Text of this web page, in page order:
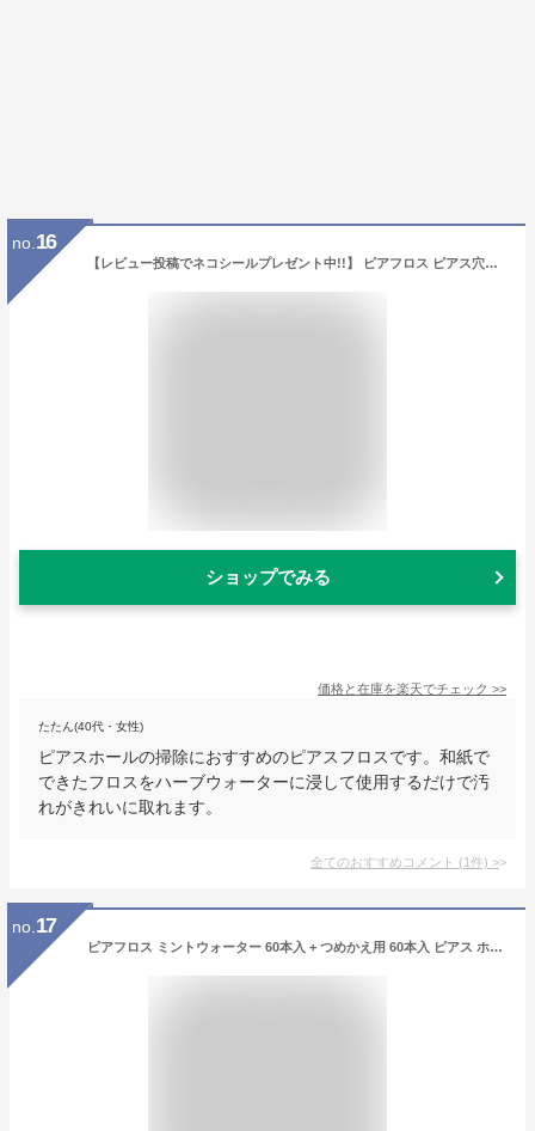
no. 16
【レビュー投稿でネコシールプレゼント中!!】 ピアフロス ピアス穴専用 おそうじフロス ピアスホール ピアス穴の臭い 汚れ 洗浄液 ケア用品 ミントウォーター 60本入り
ショップでみる
価格と在庫を楽天でチェック >>
たたん(40代・女性)
ピアスホールの掃除におすすめのピアスフロスです。和紙で
できたフロスをハーブウォーターに浸して使用するだけで汚
れがきれいに取れます。
全てのおすすめコメント (1件) >
no. 17
ピアフロス ミントウォーター 60本入 + つめかえ用 60本入 ピアス ホール 掃除 フロス 洗浄 ピアスホール 掃除用フロス 掃除 ピアス穴のそうじ プチプラ ピアスホール クリーナー 大容量